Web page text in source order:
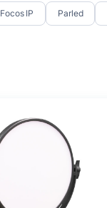
Focos IP Parled